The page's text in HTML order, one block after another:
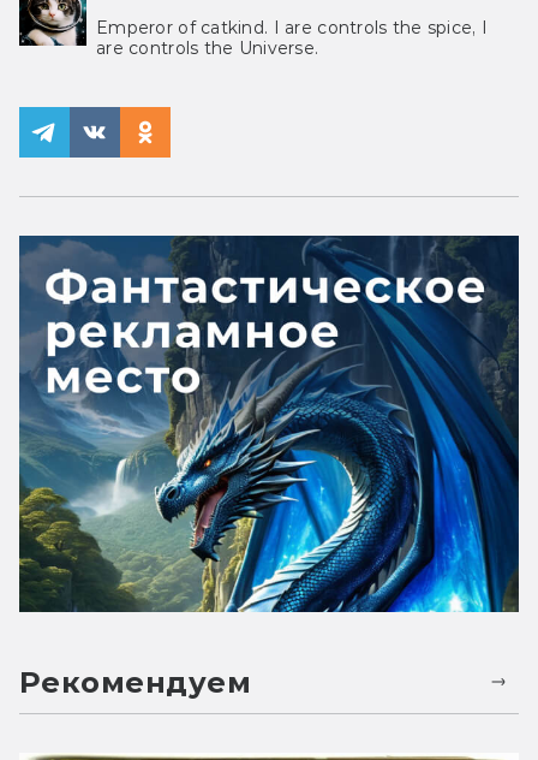
Emperor of catkind. I are controls the spice, I
are controls the Universe.
Рекомендуем